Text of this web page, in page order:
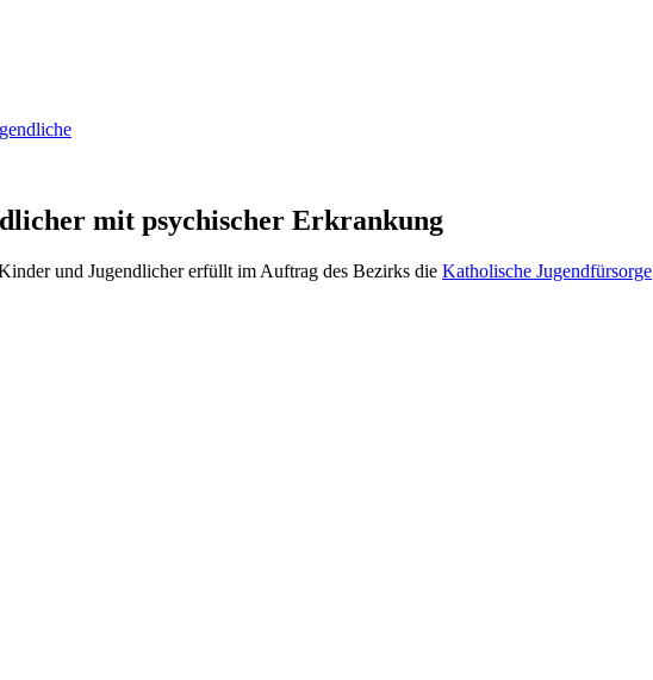
mit psychischer Erkrankung
und Jugendlicher erfüllt im Auftrag des Bezirks die Katholische Jugendfürsorge